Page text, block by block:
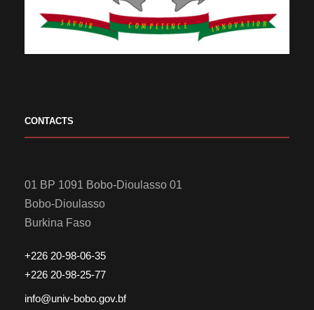
CONTACTS
01 BP 1091 Bobo-Dioulasso 01
Bobo-Dioulasso
Burkina Faso
+226 20-98-06-35
+226 20-98-25-77
info@univ-bobo.gov.bf